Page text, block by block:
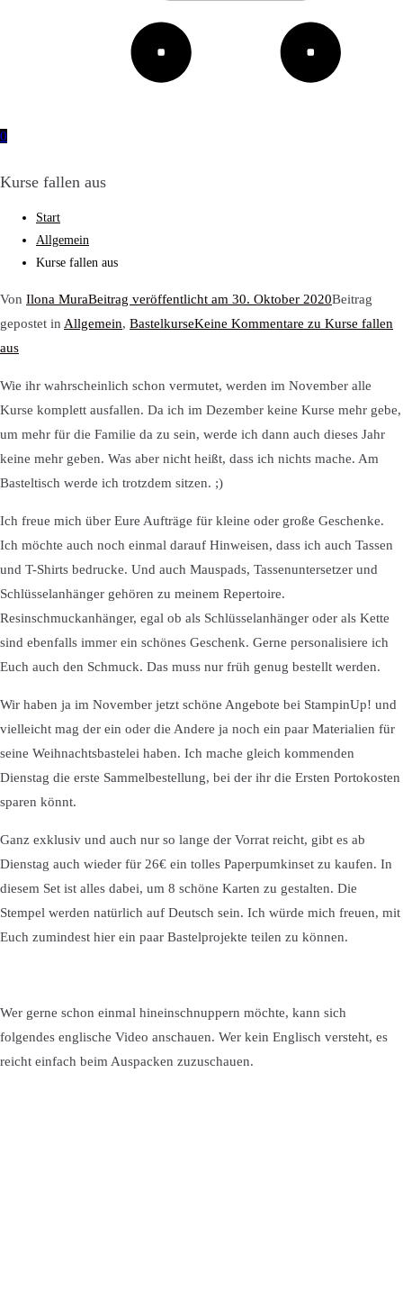
0
Kurse fallen aus
Start
Allgemein
Kurse fallen aus
Von Ilona MuraBeitrag veröffentlicht am 30. Oktober 2020Beitrag
gepostet in Allgemein, BastelkurseKeine Kommentare zu Kurse fallen
aus
Wie ihr wahrscheinlich schon vermutet, werden im November alle
Kurse komplett ausfallen. Da ich im Dezember keine Kurse mehr gebe,
um mehr für die Familie da zu sein, werde ich dann auch dieses Jahr
keine mehr geben. Was aber nicht heißt, dass ich nichts mache. Am
Basteltisch werde ich trotzdem sitzen. ;)
Ich freue mich über Eure Aufträge für kleine oder große Geschenke.
Ich möchte auch noch einmal darauf Hinweisen, dass ich auch Tassen
und T-Shirts bedrucke. Und auch Mauspads, Tassenuntersetzer und
Schlüsselanhänger gehören zu meinem Repertoire.
Resinschmuckanhänger, egal ob als Schlüsselanhänger oder als Kette
sind ebenfalls immer ein schönes Geschenk. Gerne personalisiere ich
Euch auch den Schmuck. Das muss nur früh genug bestellt werden.
Wir haben ja im November jetzt schöne Angebote bei StampinUp! und
vielleicht mag der ein oder die Andere ja noch ein paar Materialien für
seine Weihnachtsbastelei haben. Ich mache gleich kommenden
Dienstag die erste Sammelbestellung, bei der ihr die Ersten Portokosten
sparen könnt.
Ganz exklusiv und auch nur so lange der Vorrat reicht, gibt es ab
Dienstag auch wieder für 26€ ein tolles Paperpumkinset zu kaufen. In
diesem Set ist alles dabei, um 8 schöne Karten zu gestalten. Die
Stempel werden natürlich auf Deutsch sein. Ich würde mich freuen, mit
Euch zumindest hier ein paar Bastelprojekte teilen zu können.
Wer gerne schon einmal hineinschnuppern möchte, kann sich
folgendes englische Video anschauen. Wer kein Englisch versteht, es
reicht einfach beim Auspacken zuzuschauen.